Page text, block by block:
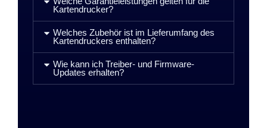
Kartendrucker?
Welches Zubehör ist im Lieferumfang des
Kartendruckers enthalten?
Wie kann ich Treiber- und Firmware-
Updates erhalten?